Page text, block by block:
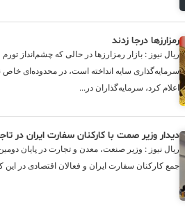
رمزارزها درجا زدند
ریال نیوز : بازار رمزارزها در حالی که چشم‌انداز
سرمایه‌گذاری سایه انداخته است، در محدوده‌ای
اعلام کرد، سرمایه‌گذاران در...
دیدار وزیر صمت با کارکنان سفارت ایران در
ریال نیوز : وزیر صنعت، معدن و تجارت در پایان
جمع کارکنان سفارت ایران و فعالان اقتصادی در